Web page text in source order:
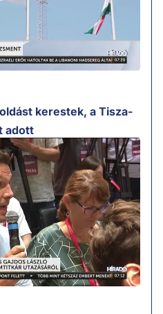
kerestek, a Tisza-
adott